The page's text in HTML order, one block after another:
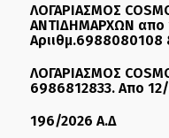
ΛΟΓΑΡΙΑΣΜΟΣ
ΑΝΤΙΔΗΜΑΡΧΩΝ απο
ΛΟΓΑΡΙΑΣΜΟΣ
6986812833. Απο
196/2026 Α.Δ